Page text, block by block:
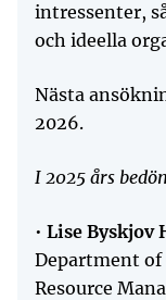
intressenter,
och ideella
Nästa
2026.
I 2025 års
• Lise Byskjov
Department of
Resource